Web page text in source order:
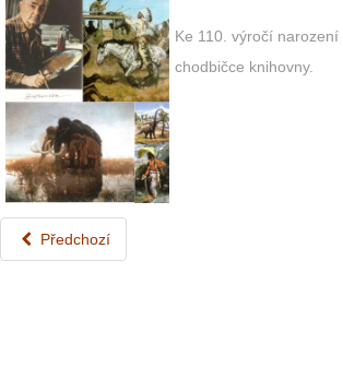
Ke 110. výročí
chodbičce knihovny.
Předchozí